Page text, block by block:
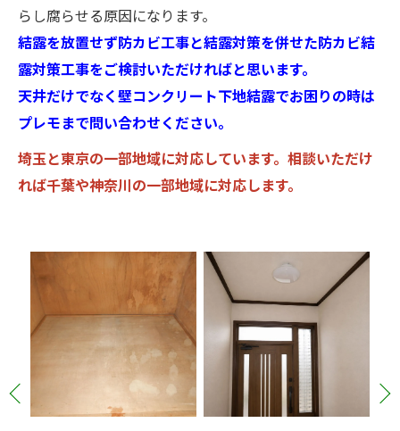
らし腐らせる原因になります。
結露を放置せず防カビ工事と結露対策を併せた防カビ結
露対策工事をご検討いただければと思います。
天井だけでなく壁コンクリート下地結露でお困りの時は
プレモまで問い合わせください。
埼玉と東京の一部地域に対応しています。相談いただけ
れば千葉や神奈川の一部地域に対応します。